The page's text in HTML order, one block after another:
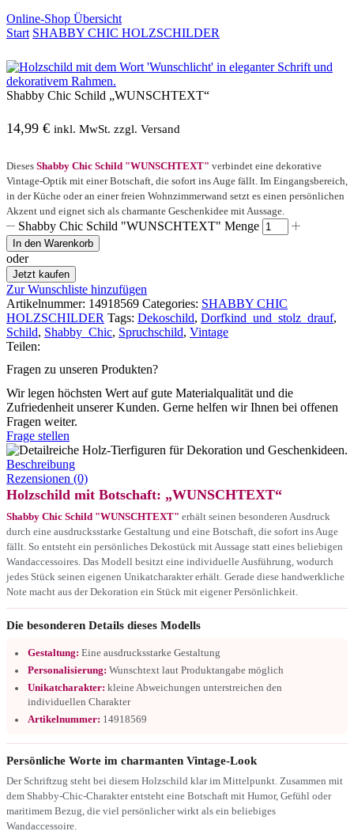
Online-Shop Übersicht
Start SHABBY CHIC HOLZSCHILDER
Shabby Chic Schild „WUNSCHTEXT“
14,99 € inkl. MwSt. zzgl. Versand
Dieses Shabby Chic Schild "WUNSCHTEXT" verbindet eine dekorative
Vintage-Optik mit einer Botschaft, die sofort ins Auge fällt. Im Eingangsbereich,
in der Küche oder an einer freien Wohnzimmerwand setzt es einen persönlichen
Akzent und eignet sich als charmante Geschenkidee mit Aussage.
Shabby Chic Schild "WUNSCHTEXT" Menge
In den Warenkorb
oder
Jetzt kaufen
Zur Wunschliste hinzufügen
Artikelnummer: 14918569 Categories: SHABBY CHIC
HOLZSCHILDER Tags: Dekoschild, Dorfkind_und_stolz_drauf,
Schild, Shabby_Chic, Spruchschild, Vintage
Teilen:
Fragen zu unseren Produkten?
Wir legen höchsten Wert auf gute Materialqualität und die
Zufriedenheit unserer Kunden. Gerne helfen wir Ihnen bei offenen
Fragen weiter.
Frage stellen
Beschreibung
Rezensionen (0)
Holzschild mit Botschaft: „WUNSCHTEXT“
Shabby Chic Schild "WUNSCHTEXT" erhält seinen besonderen Ausdruck
durch eine ausdrucksstarke Gestaltung und eine Botschaft, die sofort ins Auge
fällt. So entsteht ein persönliches Dekostück mit Aussage statt eines beliebigen
Wandaccessoires. Das Modell besitzt eine individuelle Ausführung, wodurch
jedes Stück seinen eigenen Unikatcharakter erhält. Gerade diese handwerkliche
Note macht aus der Dekoration ein Stück mit eigener Persönlichkeit.
Die besonderen Details dieses Modells
Gestaltung: Eine ausdrucksstarke Gestaltung
Personalisierung: Wunschtext laut Produktangabe möglich
Unikatcharakter: kleine Abweichungen unterstreichen den
individuellen Charakter
Artikelnummer: 14918569
Persönliche Worte im charmanten Vintage-Look
Der Schriftzug steht bei diesem Holzschild klar im Mittelpunkt. Zusammen mit
dem Shabby-Chic-Charakter entsteht eine Botschaft mit Humor, Gefühl oder
maritimem Bezug, die viel persönlicher wirkt als ein beliebiges
Wandaccessoire.